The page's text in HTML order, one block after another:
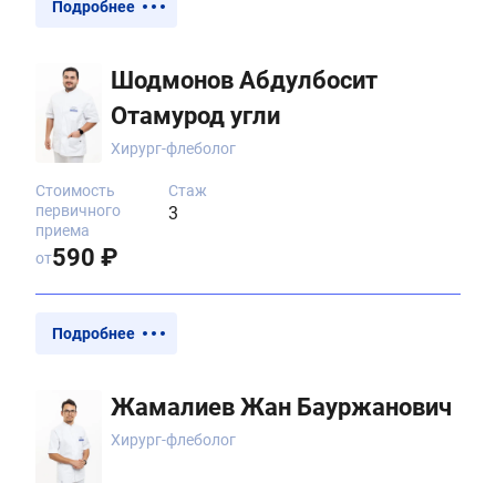
Подробнее
Шодмонов Абдулбосит
Отамурод угли
Хирург-флеболог
Стаж
3
Стоимость
первичного
приема
от590 ₽
Подробнее
Жамалиев Жан Бауржанович
Хирург-флеболог